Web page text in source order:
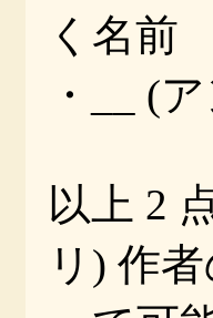
く名前
・__ (
以上 2
リ) 作